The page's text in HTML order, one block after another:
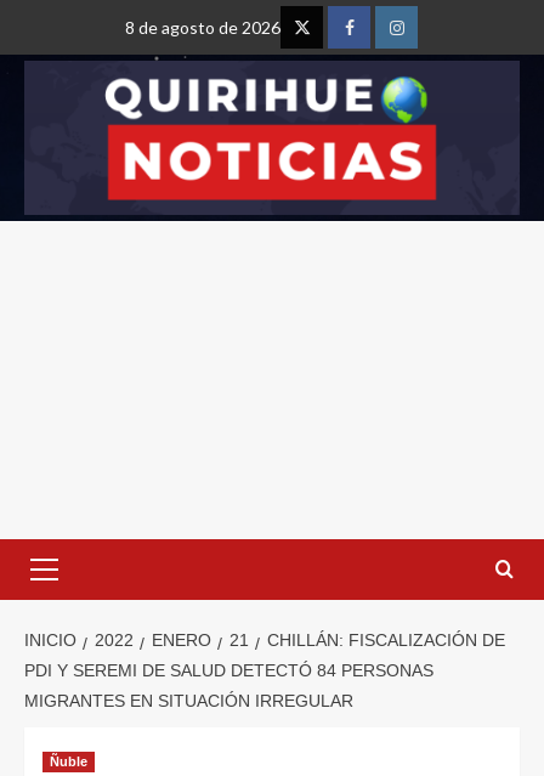
8 de agosto de 2026
INICIO 2022 ENERO 21
CHILLÁN: FISCALIZACIÓN DE
PDI Y SEREMI DE SALUD DETECTÓ 84 PERSONAS
MIGRANTES EN SITUACIÓN IRREGULAR
Ñuble